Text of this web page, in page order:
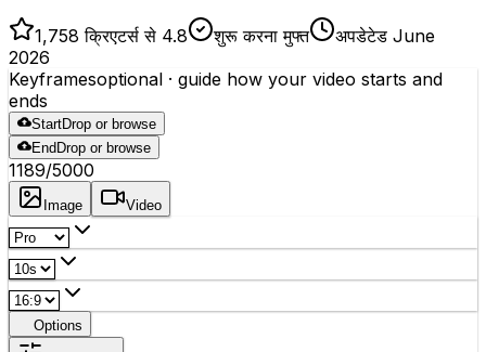
1,758 क्रिएटर्स से 4.8 शुरू करना मुफ्त
अपडेटेड June
2026
Keyframesoptional · guide how your video starts and
ends
StartDrop or browse
End Drop or browse
1189/5000
Image Video
Options